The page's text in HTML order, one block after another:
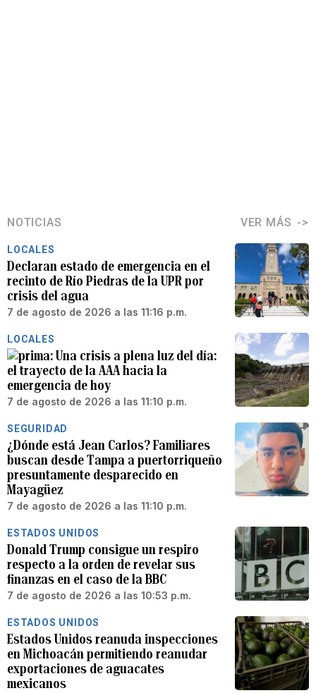
NOTICIAS VER MÁS
LOCALES
Declaran estado de emergencia en el
recinto de Río Piedras de la UPR por
crisis del agua
7 de agosto de 2026 a las 11:16 p.m.
LOCALES
Una crisis a plena luz del día:
el trayecto de la AAA hacia la
emergencia de hoy
7 de agosto de 2026 a las 11:10 p.m.
SEGURIDAD
¿Dónde está Jean Carlos? Familiares
buscan desde Tampa a puertorriqueño
presuntamente desparecido en
Mayagüez
7 de agosto de 2026 a las 11:10 p.m.
ESTADOS UNIDOS
Donald Trump consigue un respiro
respecto a la orden de revelar sus
finanzas en el caso de la BBC
7 de agosto de 2026 a las 10:53 p.m.
ESTADOS UNIDOS
Estados Unidos reanuda inspecciones
en Michoacán permitiendo reanudar
exportaciones de aguacates
mexicanos